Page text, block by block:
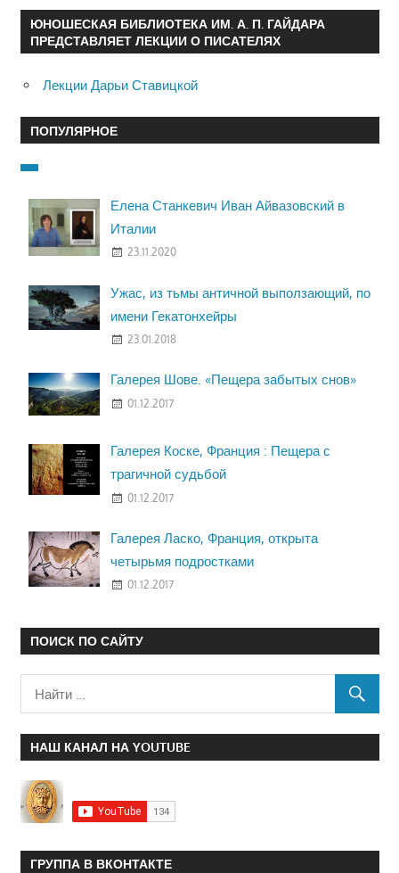
ЮНОШЕСКАЯ БИБЛИОТЕКА ИМ. А. П. ГАЙДАРА
ПРЕДСТАВЛЯЕТ ЛЕКЦИИ О ПИСАТЕЛЯХ
Лекции Дарьи Ставицкой
ПОПУЛЯРНОЕ
Елена Станкевич Иван Айвазовский в
Италии
23.11.2020
Ужас, из тьмы античной выползающий, по
имени Гекатонхейры
23.01.2018
Галерея Шове. «Пещера забытых снов»
01.12.2017
Галерея Коске, Франция : Пещера с
трагичной судьбой
01.12.2017
Галерея Ласко, Франция, открыта
четырьмя подростками
01.12.2017
ПОИСК ПО САЙТУ
НАШ КАНАЛ НА YOUTUBE
ГРУППА В ВКОНТАКТЕ